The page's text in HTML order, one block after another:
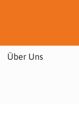
Über Uns